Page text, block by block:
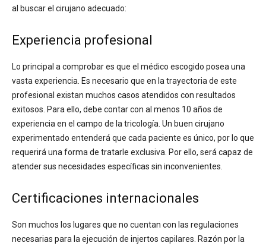
al buscar el cirujano adecuado:
Experiencia profesional
Lo principal a comprobar es que el médico escogido posea una
vasta experiencia. Es necesario que en la trayectoria de este
profesional existan muchos casos atendidos con resultados
exitosos. Para ello, debe contar con al menos 10 años de
experiencia en el campo de la tricología. Un buen cirujano
experimentado entenderá que cada paciente es único, por lo que
requerirá una forma de tratarle exclusiva. Por ello, será capaz de
atender sus necesidades específicas sin inconvenientes.
Certificaciones internacionales
Son muchos los lugares que no cuentan con las regulaciones
necesarias para la ejecución de injertos capilares. Razón por la